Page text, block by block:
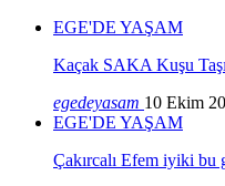
EGE'DE YAŞAM
Kaçak SAKA Kuşu
egedeyasam 10 Ekim
EGE'DE YAŞAM
Çakırcalı Efem iyiki